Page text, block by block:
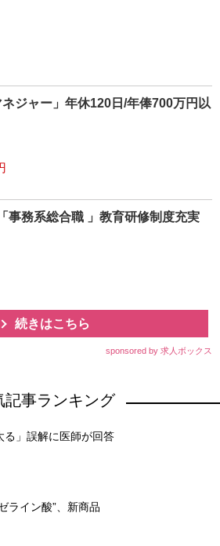
ネジャー」年休120日/年俸700万円以
事務系総合職 」教育研修制度充実
続きはこちら
sponsored by 求人ボックス
記事ランキング
る」誤解に医師が回答
ライン酸”、新商品